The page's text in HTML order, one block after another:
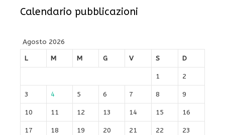
Calendario pubblicazioni
Agosto 2026
L
M M G V S D
1 2
3 4 5 6 7 8 9
10 11 12 13 14 15 16
17 18 19 20 21 22 23